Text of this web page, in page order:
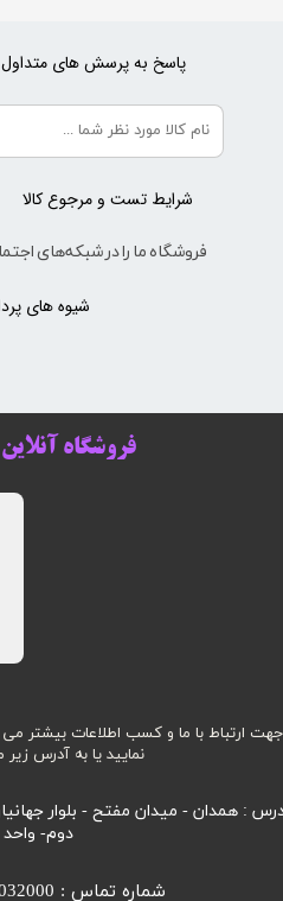
جهت ارتباط با ما و کسب اطلاعات بیشتر می
نمایید یا به آدرس زیر
: همدان - میدان مفتح - بلوار
دوم- واحد 9
شماره تماس : 09185032000 محرابی
فروشگاه آنلاین
فروشگاه ما را در شبکه‌های
شیوه های
پاسخ به پرسش های متداول
شرایط تست و مرجوع کالا